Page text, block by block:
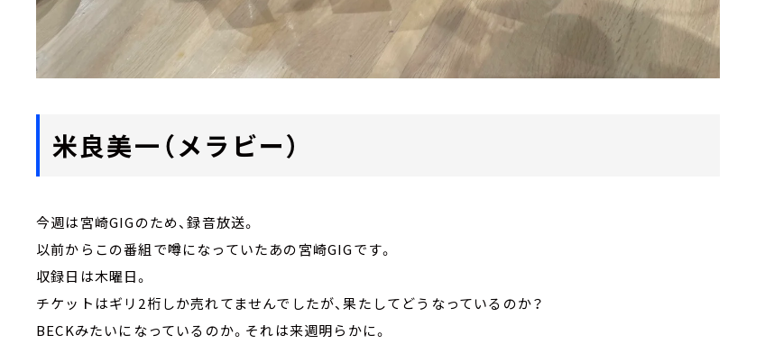
米良美一（メラビー）
今週は宮崎GIGのため、録音放送。
以前からこの番組で噂になっていたあの宮崎GIGです。
収録日は木曜日。
チケットはギリ2桁しか売れてませんでしたが、果たしてどうなっているのか？
BECKみたいになっているのか。それは来週明らかに。